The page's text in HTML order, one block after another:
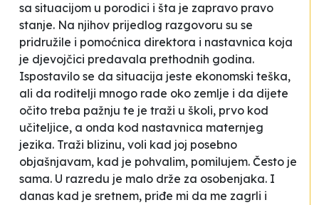
sa situacijom u porodici i šta je zapravo pravo
stanje. Na njihov prijedlog razgovoru su se
pridružile i pomoćnica direktora i nastavnica koja
je djevojčici predavala prethodnih godina.
Ispostavilo se da situacija jeste ekonomski teška,
ali da roditelji mnogo rade oko zemlje i da dijete
očito treba pažnju te je traži u školi, prvo kod
učiteljice, a onda kod nastavnica maternjeg
jezika. Traži blizinu, voli kad joj posebno
objašnjavam, kad je pohvalim, pomilujem. Često je
sama. U razredu je malo drže za osobenjaka. I
danas kad je sretnem, priđe mi da me zagrli i